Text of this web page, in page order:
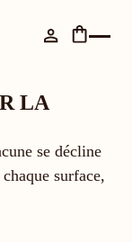
LA
se décline
surface,